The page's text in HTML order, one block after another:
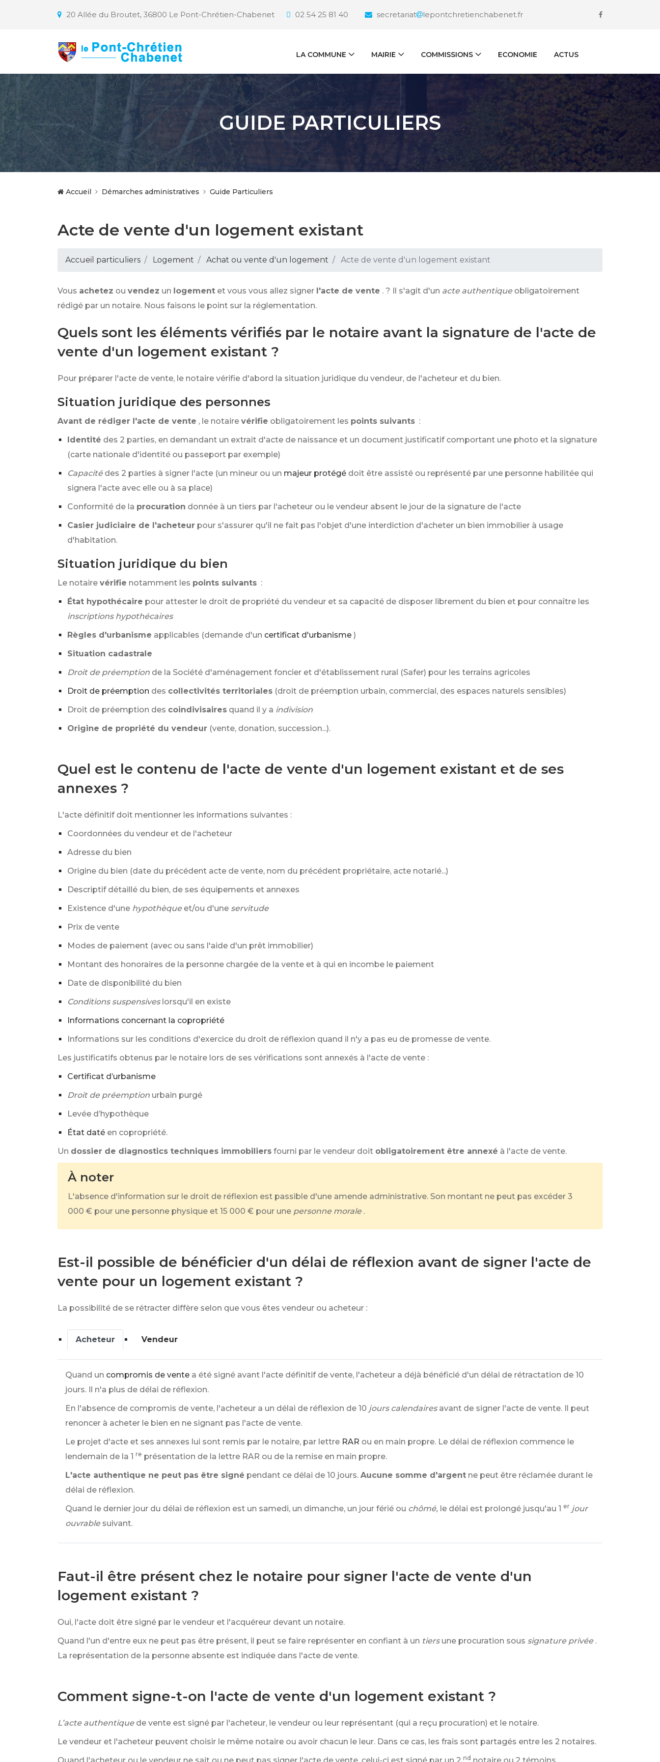
20 Allée du Broutet, 36800 Le Pont-Chrétien-Chabenet 02 54 25 81 40 secretariat lepontchretienchabenet.fr
LA COMMUNE MAIRIE COMMISSIONS ECONOMIE ACTUS
GUIDE PARTICULIERS
Accueil Démarches administratives Guide Particuliers
Acte de vente d'un logement existant
Accueil particuliers Logement Achat ou vente d'un logement Acte de vente d'un logement existant
Vous achetez ou vendez un logement et vous vous allez signer l'acte de vente . ? Il s'agit d'un acte authentique obligatoirement
rédigé par un notaire. Nous faisons le point sur la réglementation.
Quels sont les éléments vérifiés par le notaire avant la signature de l'acte de
vente d'un logement existant ?
Pour préparer l'acte de vente, le notaire vérifie d'abord la situation juridique du vendeur, de l'acheteur et du bien.
Situation juridique des personnes
Avant de rédiger l'acte de vente , le notaire vérifie obligatoirement les points suivants :
Identité des 2 parties, en demandant un extrait d'acte de naissance et un document justificatif comportant une photo et la signature
(carte nationale d'identité ou passeport par exemple)
Capacité des 2 parties à signer l'acte (un mineur ou un majeur protégé doit être assisté ou représenté par une personne habilitée qui
signera l'acte avec elle ou à sa place)
Conformité de la procuration donnée à un tiers par l'acheteur ou le vendeur absent le jour de la signature de l'acte
Casier judiciaire de l'acheteur pour s'assurer qu'il ne fait pas l'objet d'une interdiction d'acheter un bien immobilier à usage
d'habitation.
Situation juridique du bien
Le notaire vérifie notamment les points suivants :
État hypothécaire pour attester le droit de propriété du vendeur et sa capacité de disposer librement du bien et pour connaître les
inscriptions hypothécaires
Règles d'urbanisme applicables (demande d'un certificat d'urbanisme )
Situation cadastrale
Droit de préemption de la Société d'aménagement foncier et d'établissement rural (Safer) pour les terrains agricoles
Droit de préemption des collectivités territoriales (droit de préemption urbain, commercial, des espaces naturels sensibles)
Droit de préemption des coindivisaires quand il y a indivision
Origine de propriété du vendeur (vente, donation, succession...).
Quel est le contenu de l'acte de vente d'un logement existant et de ses
annexes ?
L'acte définitif doit mentionner les informations suivantes :
Coordonnées du vendeur et de l'acheteur
Adresse du bien
Origine du bien (date du précédent acte de vente, nom du précédent propriétaire, acte notarié...)
Descriptif détaillé du bien, de ses équipements et annexes
Existence d'une hypothèque et/ou d'une servitude
Prix de vente
Modes de paiement (avec ou sans l'aide d'un prêt immobilier)
Montant des honoraires de la personne chargée de la vente et à qui en incombe le paiement
Date de disponibilité du bien
Conditions suspensives lorsqu'il en existe
Informations concernant la copropriété
Informations sur les conditions d'exercice du droit de réflexion quand il n'y a pas eu de promesse de vente.
Les justificatifs obtenus par le notaire lors de ses vérifications sont annexés à l'acte de vente :
Certificat d’urbanisme
Droit de préemption urbain purgé
Levée d’hypothèque
État daté en copropriété.
Un dossier de diagnostics techniques immobiliers fourni par le vendeur doit obligatoirement être annexé à l'acte de vente.
À noter
L'absence d'information sur le droit de réflexion est passible d'une amende administrative. Son montant ne peut pas excéder 3
000 € pour une personne physique et 15 000 € pour une personne morale .
Est-il possible de bénéficier d'un délai de réflexion avant de signer l'acte de
vente pour un logement existant ?
La possibilité de se rétracter diffère selon que vous êtes vendeur ou acheteur :
Acheteur Vendeur
Quand un compromis de vente a été signé avant l'acte définitif de vente, l'acheteur a déjà bénéficié d'un délai de rétractation de 10
jours. Il n'a plus de délai de réflexion.
En l'absence de compromis de vente, l'acheteur a un délai de réflexion de 10 jours calendaires avant de signer l'acte de vente. Il peut
renoncer à acheter le bien en ne signant pas l'acte de vente.
Le projet d'acte et ses annexes lui sont remis par le notaire, par lettre RAR ou en main propre. Le délai de réflexion commence le
lendemain de la 1 re présentation de la lettre RAR ou de la remise en main propre.
L'acte authentique ne peut pas être signé pendant ce délai de 10 jours. Aucune somme d'argent ne peut être réclamée durant le
délai de réflexion.
Quand le dernier jour du délai de réflexion est un samedi, un dimanche, un jour férié ou chômé, le délai est prolongé jusqu'au 1 er jour
ouvrable suivant.
Faut-il être présent chez le notaire pour signer l'acte de vente d'un
logement existant ?
Oui, l'acte doit être signé par le vendeur et l'acquéreur devant un notaire.
Quand l'un d'entre eux ne peut pas être présent, il peut se faire représenter en confiant à un tiers une procuration sous signature privée .
La représentation de la personne absente est indiquée dans l'acte de vente.
Comment signe-t-on l'acte de vente d'un logement existant ?
L’acte authentique de vente est signé par l'acheteur, le vendeur ou leur représentant (qui a reçu procuration) et le notaire.
Le vendeur et l'acheteur peuvent choisir le même notaire ou avoir chacun le leur. Dans ce cas, les frais sont partagés entre les 2 notaires.
nd